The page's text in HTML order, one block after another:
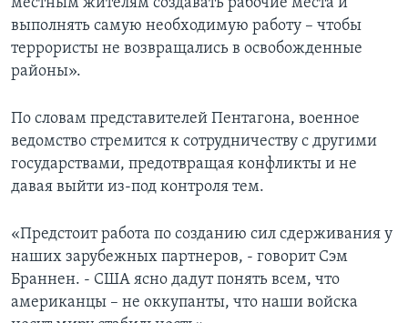
выполнять самую необходимую работу – чтобы
террористы не возвращались в освобожденные
районы».
По словам представителей Пентагона, военное
ведомство стремится к сотрудничеству с другими
государствами, предотвращая конфликты и не
давая выйти из-под контроля тем.
«Предстоит работа по созданию сил сдерживания у
наших зарубежных партнеров, - говорит Сэм
Браннен. - США ясно дадут понять всем, что
американцы – не оккупанты, что наши войска